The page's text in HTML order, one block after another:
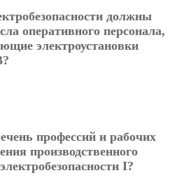
должны
оперативного персонала,
электроустановки
профессий и рабочих
производственного
I?